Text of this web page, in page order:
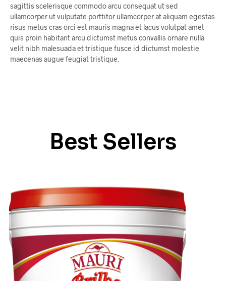
sagittis scelerisque commodo arcu consequat ut sed
ullamcorper ut vulputate porttitor ullamcorper at aliquam egestas
risus metus cras orci est mauris magna et lacus volutpat amet
quis proin habitant arcu dictumst metus convallis ornare nulla
velit nibh malesuada et tristique fusce id dictumst molestie
maecenas augue feugiat tristique.
Best Sellers